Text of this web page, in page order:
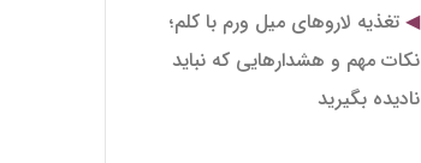
تغذیه لاروهای میل‌ ورم با کلم؛
نکات مهم و هشدارهایی که نباید
نادیده بگیرید